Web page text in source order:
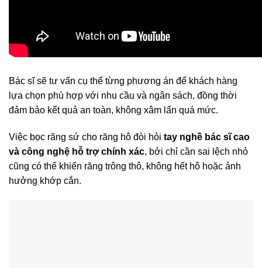
Bác sĩ sẽ tư vấn cụ thể từng phương án để khách hàng
lựa chọn phù hợp với nhu cầu và ngân sách, đồng thời
đảm bảo kết quả an toàn, không xâm lấn quá mức.
Việc bọc răng sứ cho răng hô đòi hỏi tay nghề bác sĩ cao
và công nghệ hỗ trợ chính xác, bởi chỉ cần sai lệch nhỏ
cũng có thể khiến răng trông thô, không hết hô hoặc ảnh
hưởng khớp cắn.